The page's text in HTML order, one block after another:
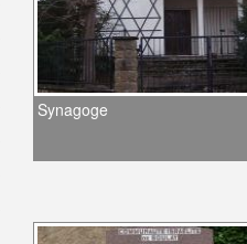
Synagoge